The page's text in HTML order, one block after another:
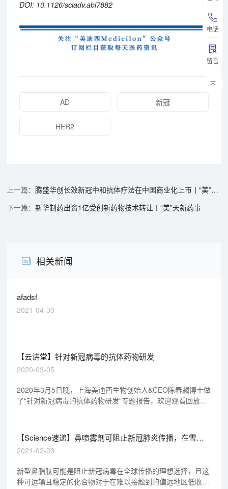
电话
留言
DOI: 10.1126/sciadv.abl7882
AD 新冠
HER2
腾盛华创长效新冠中和抗体疗法在中国商业化上市丨“美”天新药事
新华制药出资1亿受创新药物技术转让丨“美”天新药事
相关新闻
afadsf
2021-04-30
【云讲堂】针对新冠病毒的抗体药物研发
2020-03-05
2020年3月5日晚，上海美迪西生物创始人&CEO陈春麟博士做
了“针对新冠病毒的抗体药物研发”专题报告，欢迎观看回放视
【Science速递】鼻喷雾剂可阻止新冠肺炎传播，在雪貂
实验中已初获成效
2021-02-23
新型鼻脂肽可能是阻止新冠病毒在全球传播的理想选择，且这
种可运输且稳定的化合物对于在难以接触到的偏远地区低收入